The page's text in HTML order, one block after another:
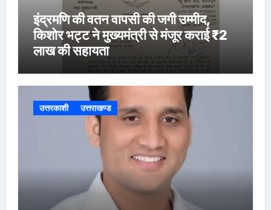
इंद्रमणि की वतन वापसी की जगी उम्मीद,
किशोर भट्ट ने मुख्यमंत्री से मंजूर कराई ₹2
लाख की सहायता
उत्तरकाशी उत्तराखण्ड